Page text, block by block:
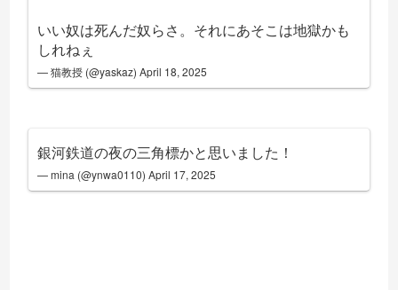
いい奴は死んだ奴らさ。それにあそこは地獄かも
しれねぇ
— 猫教授 (@yaskaz)April 18, 2025
銀河鉄道の夜の三角標かと思いました！
— mina (@ynwa0110)April 17, 2025